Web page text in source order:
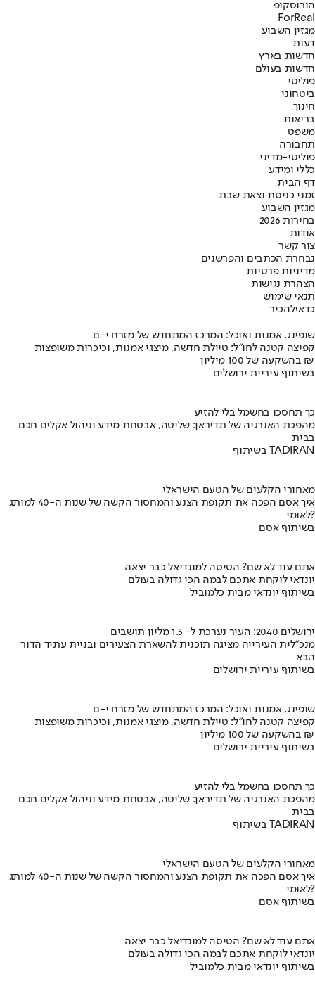
הורוסקופ
ForReal
מגזין השבוע
דעות
חדשות בארץ
חדשות בעולם
פוליטי
ביטחוני
חינוך
בריאות
משפט
תחבורה
פוליטי-מדיני
כללי ומידע
דף הבית
זמני כניסת וצאת שבת
מגזין השבוע
בחירות 2026
אודות
צור קשר
נבחרת הכתבים והפרשנים
מדיניות פרטיות
הצהרת נגישות
תנאי שימוש
כדאילהכיר
שופינג, אמנות ואוכל: המרכז המתחדש של מזרח י-ם
קפיצה קטנה לחו"ל: טיילת חדשה, מיצגי אמנות, וכיכרות משופצות
בהשקעה של 100 מיליון ₪
בשיתוף עיריית ירושלים
כך תחסכו בחשמל בלי להזיע
מהפכת האנרגיה של תדיראן: שליטה, אבטחת מידע וניהול אקלים חכם
בבית
בשיתוף TADIRAN
מאחורי הקלעים של הטעם הישראלי
איך אסם הפכה את תקופת הצנע והמחסור הקשה של שנות ה-40 למותג
לאומי?
בשיתוף אסם
אתם עוד לא שם? הטיסה למונדיאל כבר יצאה
יונדאי לוקחת אתכם לבמה הכי גדולה בעולם
בשיתוף יונדאי מבית כלמוביל
ירושלים 2040: העיר נערכת ל- 1.5 מליון תושבים
מנכ"לית העירייה מציגה תוכנית להשארת הצעירים ובניית עתיד הדור
הבא
בשיתוף עיריית ירושלים
שופינג, אמנות ואוכל: המרכז המתחדש של מזרח י-ם
קפיצה קטנה לחו"ל: טיילת חדשה, מיצגי אמנות, וכיכרות משופצות
בהשקעה של 100 מיליון ₪
בשיתוף עיריית ירושלים
כך תחסכו בחשמל בלי להזיע
מהפכת האנרגיה של תדיראן: שליטה, אבטחת מידע וניהול אקלים חכם
בבית
בשיתוף TADIRAN
מאחורי הקלעים של הטעם הישראלי
איך אסם הפכה את תקופת הצנע והמחסור הקשה של שנות ה-40 למותג
לאומי?
בשיתוף אסם
אתם עוד לא שם? הטיסה למונדיאל כבר יצאה
יונדאי לוקחת אתכם לבמה הכי גדולה בעולם
בשיתוף יונדאי מבית כלמוביל